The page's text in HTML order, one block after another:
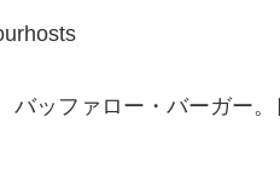
バッファロー・バーガー